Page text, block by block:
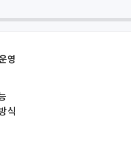
영
식